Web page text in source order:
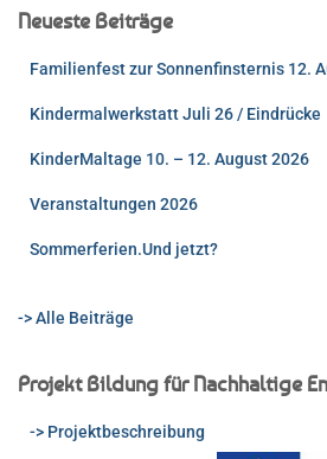
Neueste Beiträge
Familienfest zur Sonnenfinsternis 12.
Kindermalwerkstatt Juli 26 / Eindrücke
KinderMaltage 10. – 12. August 2026
Veranstaltungen 2026
Sommerferien.Und jetzt?
-> Alle Beiträge
Projekt Bildung für Nachhaltige
-> Projektbeschreibung